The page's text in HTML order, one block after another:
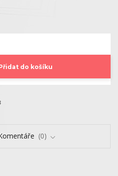
do košíku
0